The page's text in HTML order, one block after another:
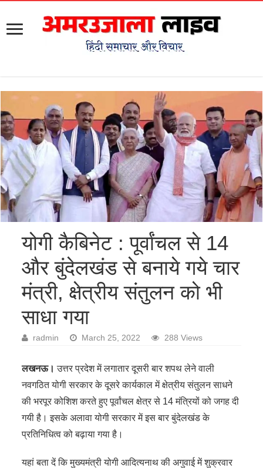
योगी कैबिनेट : पूर्वांचल से 14
और बुंदेलखंड से बनाये गये चार
मंत्री, क्षेत्रीय संतुलन को भी
साधा गया
radmin March 25, 2022 288 Views
लखनऊ। उत्तर प्रदेश में लगातार दूसरी बार शपथ लेने वाली
नवगठित योगी सरकार के दूसरे कार्यकाल में क्षेत्रीय संतुलन साधने
की भरपूर कोशिश करते हुए पूर्वांचल क्षेत्र से 14 मंत्रियों को जगह दी
गयी है। इसके अलावा योगी सरकार में इस बार बुंदेलखंड के
प्रतिनिधित्व को बढ़ाया गया है।
यहां बता दें कि मुख्यमंत्री योगी आदित्यनाथ की अगुवाई में शुक्रवार